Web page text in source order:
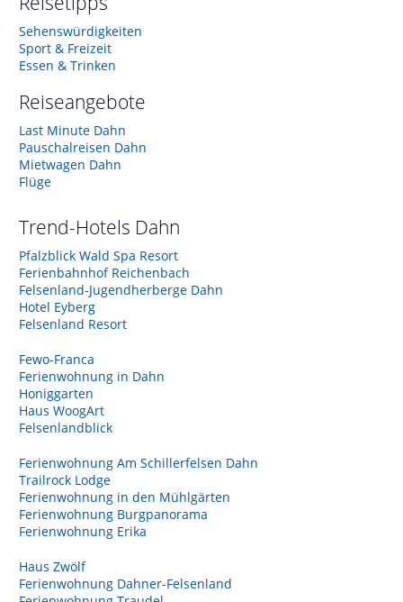
Sehenswürdigkeiten
Sport & Freizeit
Essen & Trinken
Reiseangebote
Last Minute Dahn
Pauschalreisen Dahn
Mietwagen Dahn
Flüge
Trend-Hotels Dahn
Pfalzblick Wald Spa Resort
Ferienbahnhof Reichenbach
Felsenland-Jugendherberge Dahn
Hotel Eyberg
Felsenland Resort
Fewo-Franca
Ferienwohnung in Dahn
Honiggarten
Haus WoogArt
Felsenlandblick
Ferienwohnung Am Schillerfelsen Dahn
Trailrock Lodge
Ferienwohnung in den Mühlgärten
Ferienwohnung Burgpanorama
Ferienwohnung Erika
Haus Zwölf
Ferienwohnung Dahner-Felsenland